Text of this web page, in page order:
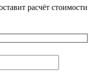
расчёт стоимости